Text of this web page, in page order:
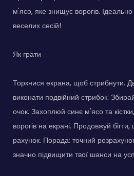
м'ясо, яке знищує ворогів.
веселих сесій!
Як грати
Торкнися екрана, щоб стрибнути.
виконати подвійний стрибок.
очок. Захоплюй синє м'ясо та
ворогів на екрані. Продовжуй
рахунок. Порада: точний
значно підвищити твої шанси на